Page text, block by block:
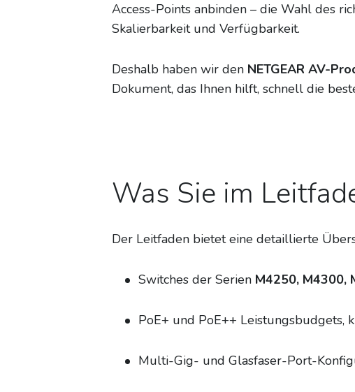
Access-Points anbinden – die Wahl des
Skalierbarkeit und Verfügbarkeit.
Deshalb haben wir den NETGEAR AV-
Dokument, das Ihnen hilft, schnell die
Was Sie im
Der Leitfaden bietet eine detaillierte
Switches der Serien M4250, M4300,
PoE+ und PoE++
Multi-Gig- und Glasfaser-Port-